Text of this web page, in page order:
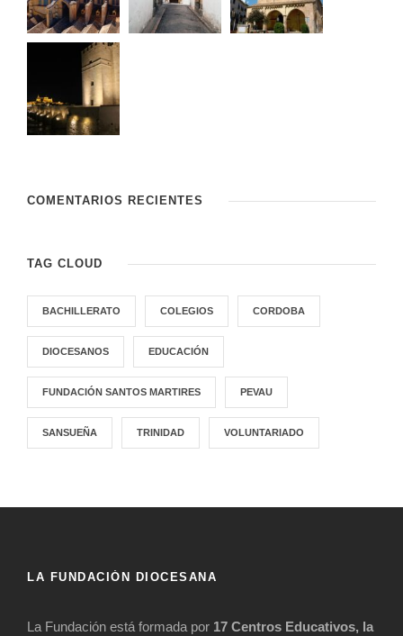
COMENTARIOS RECIENTES
TAG CLOUD
BACHILLERATO COLEGIOS CORDOBA
DIOCESANOS EDUCACIÓN
FUNDACIÓN SANTOS MARTIRES PEVAU
SANSUEÑA TRINIDAD VOLUNTARIADO
LA FUNDACIÓN DIOCESANA
La Fundación está formada por 17 Centros Educativos, la